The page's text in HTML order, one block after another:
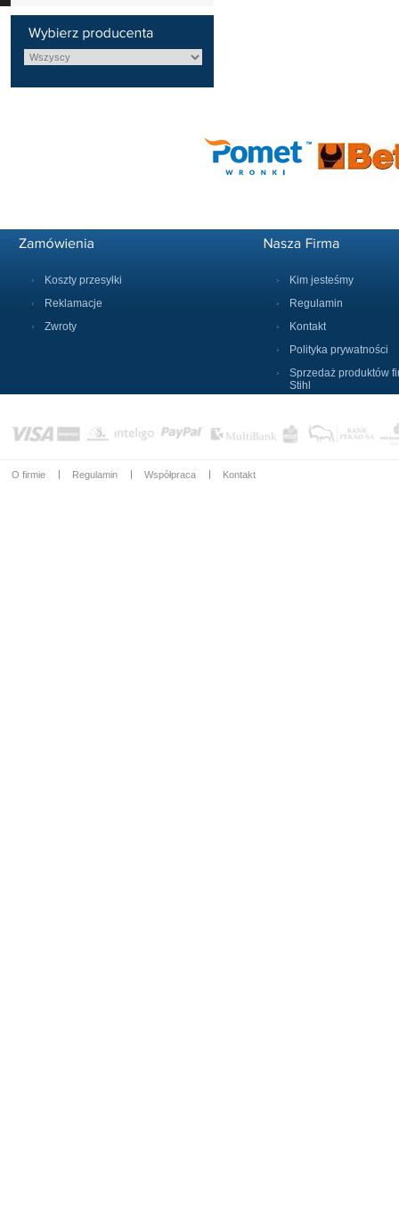
Koszty przesyłki
Reklamacje
Zwroty
Kim jesteśmy
Regulamin
Kontakt
Polityka prywatności
Sprzedaż produktów
Stihl
O firmie Regulamin Współpraca Kontakt